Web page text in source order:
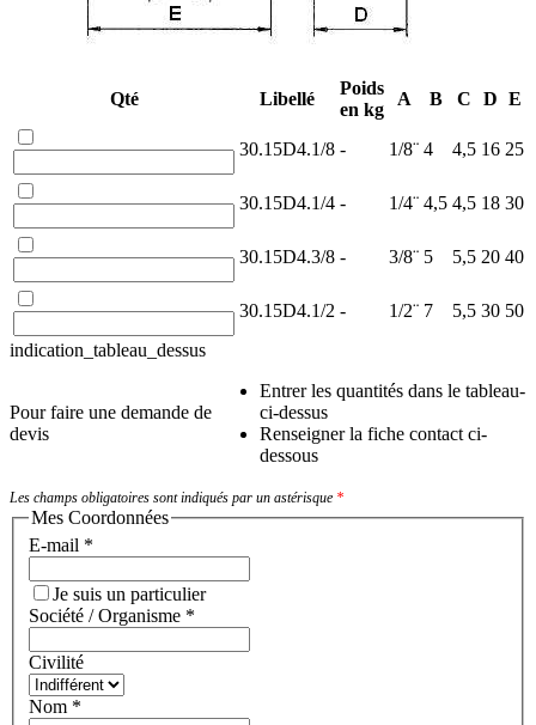
Qté Libellé
Poids
en kg
A B C D E
30.15D4.1/8 - 1/8¨ 4 4,5 16 25
30.15D4.1/4 - 1/4¨ 4,5 4,5 18 30
30.15D4.3/8 - 3/8¨ 5 5,5 20 40
30.15D4.1/2 - 1/2¨ 7 5,5 30 50
indication_tableau_dessus
Pour faire une demande de
devis
Entrer les quantités dans le tableau-
ci-dessus
Renseigner la fiche contact ci-
dessous
Les champs obligatoires sont indiqués par un astérisque *
Mes Coordonnées
E-mail *
Je suis un particulier
Société / Organisme *
Civilité
Nom *